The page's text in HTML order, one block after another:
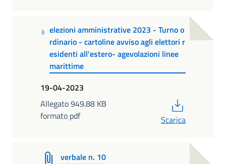
elezioni amministrative 2023 - Turno o
rdinario - cartoline avviso agli elettori r
esidenti all'estero- agevolazioni linee
marittime
19-04-2023
Allegato 949.88 KB
formato pdf
Scarica
verbale n. 10